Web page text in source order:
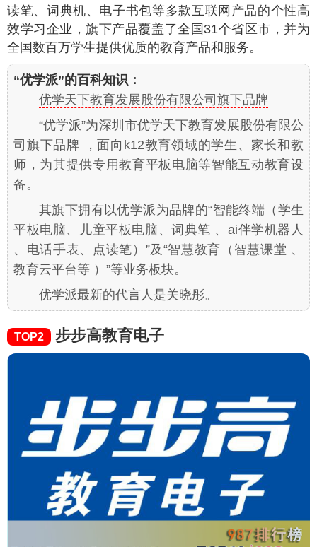
读笔、词典机、电子书包等多款互联网产品的个性高
效学习企业，旗下产品覆盖了全国31个省区市，并为
全国数百万学生提供优质的教育产品和服务。
“优学派”的百科知识：
优学天下教育发展股份有限公司旗下品牌
“优学派”为深圳市优学天下教育发展股份有限公
司旗下品牌 ，面向k12教育领域的学生、家长和教
师，为其提供专用教育平板电脑等智能互动教育设
备。
其旗下拥有以优学派为品牌的“智能终端（学生
平板电脑、儿童平板电脑、词典笔 、ai伴学机器人
、电话手表、点读笔）”及“智慧教育（智慧课堂 、
教育云平台等 ）”等业务板块。
优学派最新的代言人是关晓彤。
TOP2 步步高教育电子